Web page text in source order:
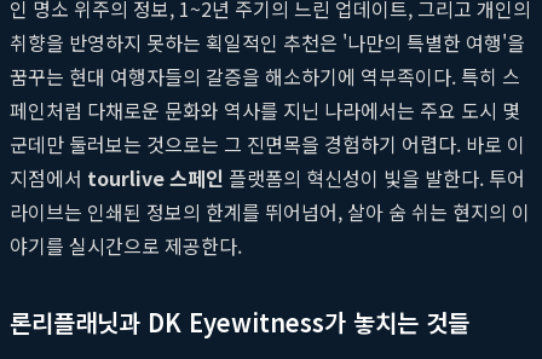
인 명소 위주의 정보, 1~2년 주기의 느린 업데이트, 그리고 개인의
취향을 반영하지 못하는 획일적인 추천은 '나만의 특별한 여행'을
꿈꾸는 현대 여행자들의 갈증을 해소하기에 역부족이다. 특히 스
페인처럼 다채로운 문화와 역사를 지닌 나라에서는 주요 도시 몇
군데만 둘러보는 것으로는 그 진면목을 경험하기 어렵다. 바로 이
지점에서 tourlive 스페인 플랫폼의 혁신성이 빛을 발한다. 투어
라이브는 인쇄된 정보의 한계를 뛰어넘어, 살아 숨 쉬는 현지의 이
야기를 실시간으로 제공한다.
론리플래닛과 DK Eyewitness가 놓치는 것들